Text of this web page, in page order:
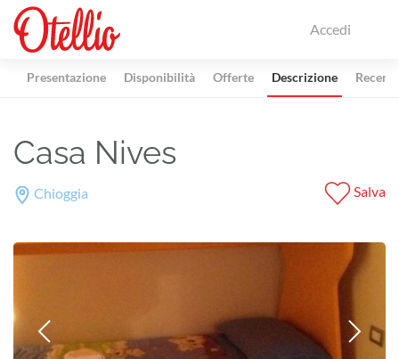
Accedi
Presentazione Disponibilità Offerte Descrizione
Casa Nives
Chioggia Salva